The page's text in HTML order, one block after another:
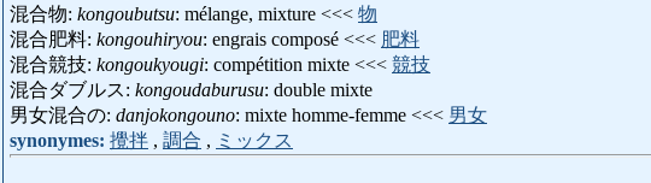
混合物: kongoubutsu: mélange, mixture <<< 物
混合肥料: kongouhiryou: engrais composé <<< 肥料
混合競技: kongoukyougi: compétition mixte <<< 競技
混合ダブルス: kongoudaburusu: double mixte
男女混合の: danjokongouno: mixte homme-femme <<< 男女
synonymes: 攪拌 , 調合 , ミックス